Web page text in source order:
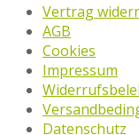
Vertrag
AGB
Cookies
Impressum
Datenschutz